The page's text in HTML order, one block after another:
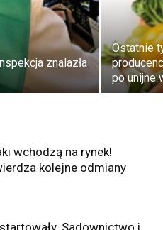
znalazła
Ostatnie
po unijne
wchodzą na rynek!
kolejne odmiany
Sadownictwo i